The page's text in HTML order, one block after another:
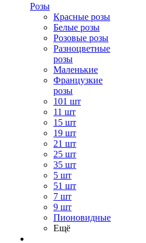
Розы
Красные розы
Белые розы
Розовые розы
Разноцветные
розы
Маленькие
Французкие
розы
101 шт
11 шт
15 шт
19 шт
21 шт
25 шт
35 шт
5 шт
51 шт
7 шт
9 шт
Пионовидные
Ещё